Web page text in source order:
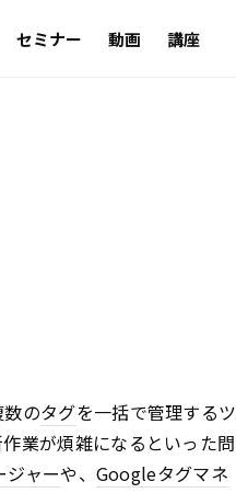
セミナー 動画 講座
のタグを一括で管理するツ
業が煩雑になるといった問
ジャーや、 Googleタグマネ